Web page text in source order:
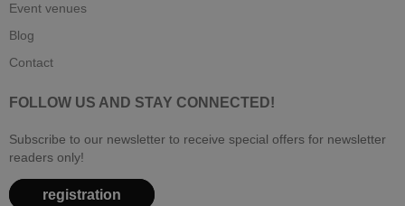
Event venues
Blog
Contact
FOLLOW US AND STAY CONNECTED!
Subscribe to our newsletter to receive special offers for newsletter
readers only!
registration